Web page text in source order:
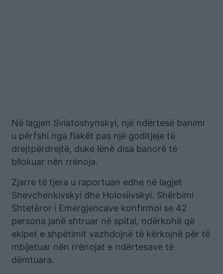
Në lagjen Sviatoshynskyi, një ndërtesë banimi
u përfshi nga flakët pas një goditjeje të
drejtpërdrejtë, duke lënë disa banorë të
bllokuar nën rrënoja.
Zjarre të tjera u raportuan edhe në lagjet
Shevchenkivskyi dhe Holosiivskyi. Shërbimi
Shtetëror i Emergjencave konfirmoi se 42
persona janë shtruar në spital, ndërkohë që
ekipet e shpëtimit vazhdojnë të kërkojnë për të
mbijetuar nën rrënojat e ndërtesave të
dëmtuara.